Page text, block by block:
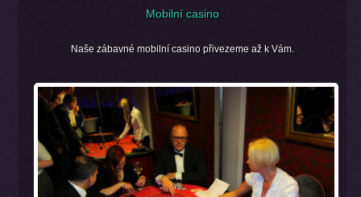
Mobilní casino
Naše zábavné mobilní casino přivezeme až k Vám.